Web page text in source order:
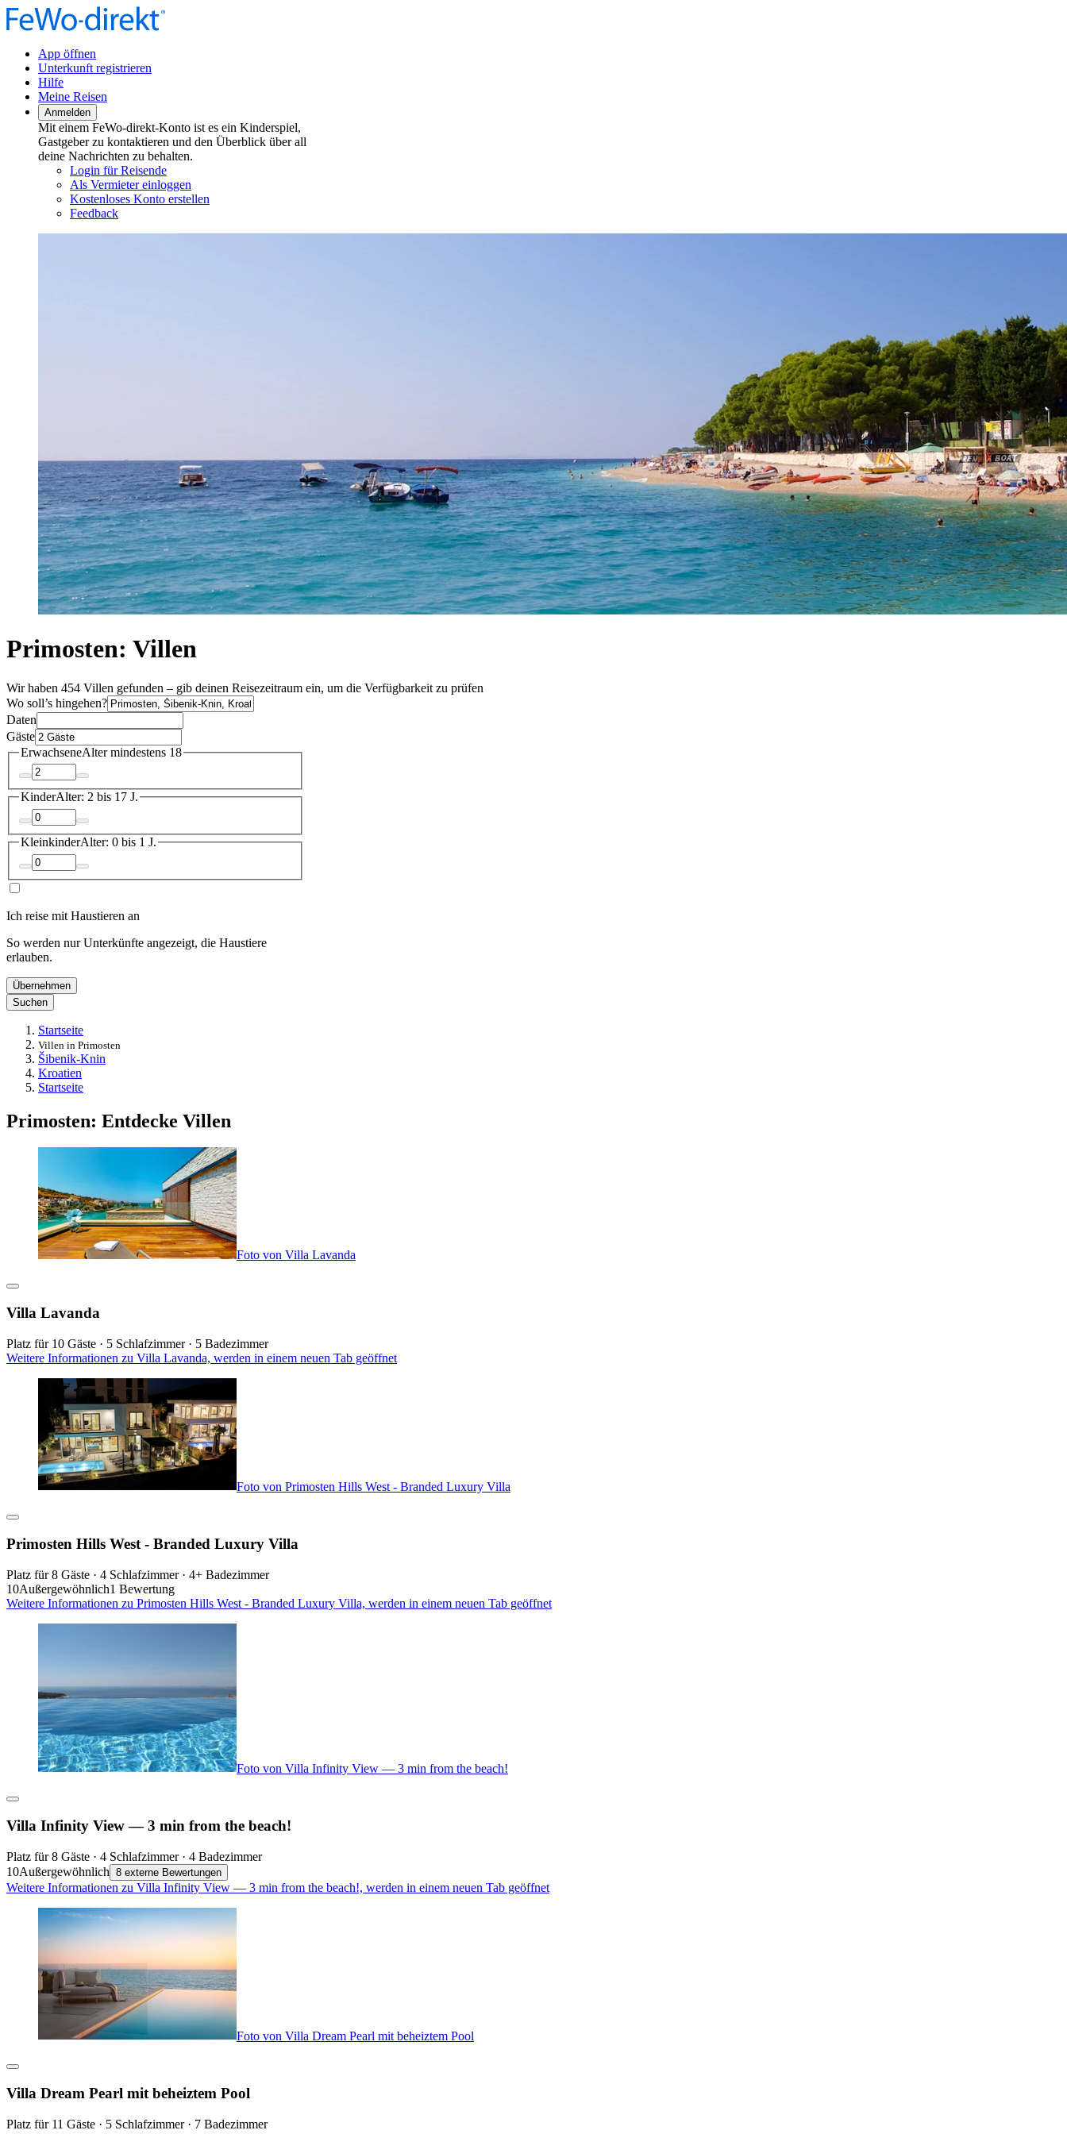
App öffnen
Unterkunft registrieren
Hilfe
Meine Reisen
Anmelden
Mit einem FeWo-direkt-Konto ist es ein Kinderspiel,
Gastgeber zu kontaktieren und den Überblick über all
deine Nachrichten zu behalten.
Login für Reisende
Als Vermieter einloggen
Kostenloses Konto erstellen
Feedback
Primosten: Villen
Wir haben 454 Villen gefunden – gib deinen Reisezeitraum ein, um die Verfügbarkeit zu prüfen
Wo soll’s hingehen?
Daten
Gäste
ErwachseneAlter mindestens 18
KinderAlter: 2 bis 17 J.
KleinkinderAlter: 0 bis 1 J.
Ich reise mit Haustieren an
So werden nur Unterkünfte angezeigt, die Haustiere
erlauben.
Übernehmen
Suchen
Startseite
Villen in Primosten
Šibenik-Knin
Kroatien
Startseite
Primosten: Entdecke Villen
Foto von Villa Lavanda
Villa Lavanda
Platz für 10 Gäste · 5 Schlafzimmer · 5 Badezimmer
Weitere Informationen zu Villa Lavanda, werden in einem neuen Tab geöffnet
Foto von Primosten Hills West - Branded Luxury Villa
Primosten Hills West - Branded Luxury Villa
Platz für 8 Gäste · 4 Schlafzimmer · 4+ Badezimmer
10Außergewöhnlich1 Bewertung
Weitere Informationen zu Primosten Hills West - Branded Luxury Villa, werden in einem neuen Tab geöffnet
Foto von Villa Infinity View — 3 min from the beach!
Villa Infinity View — 3 min from the beach!
Platz für 8 Gäste · 4 Schlafzimmer · 4 Badezimmer
10Außergewöhnlich 8 externe Bewertungen
Weitere Informationen zu Villa Infinity View — 3 min from the beach!, werden in einem neuen Tab geöffnet
Foto von Villa Dream Pearl mit beheiztem Pool
Villa Dream Pearl mit beheiztem Pool
Platz für 11 Gäste · 5 Schlafzimmer · 7 Badezimmer